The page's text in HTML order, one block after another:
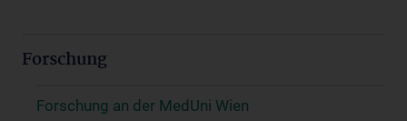
Forschung
Forschung an der MedUni Wien